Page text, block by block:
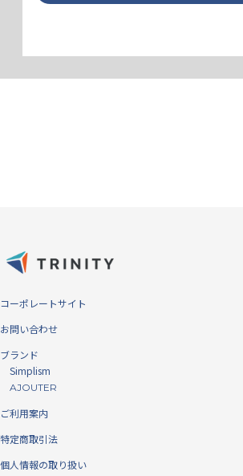
表面硬度は一般的なフィルムの4倍以上の「最
特に擦り傷に対しての強い耐性を持ち、たとえ
コーポレートサイト
お問い合わせ
ブランド
Simplism
AJOUTER
ご利用案内
特定商取引法
個人情報の取り扱い